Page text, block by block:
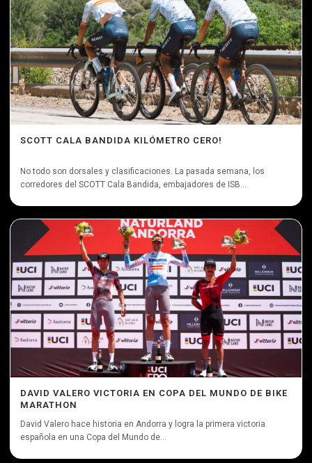
SCOTT CALA BANDIDA KILÓMETRO CERO!
No todo son dorsales y clasificaciones. La pasada semana, los
corredores del SCOTT Cala Bandida, embajadores de ISB...
DAVID VALERO VICTORIA EN COPA DEL MUNDO DE BIKE
MARATHON
David Valero hace historia en Andorra y logra la primera victoria
española en una Copa del Mundo de...